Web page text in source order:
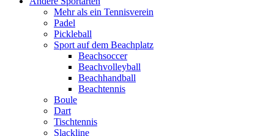
Mehr als ein Tennisverein
Padel
Pickleball
Sport auf dem Beachplatz
Beachsoccer
Beachvolleyball
Beachhandball
Beachtennis
Boule
Dart
Tischtennis
Slackline